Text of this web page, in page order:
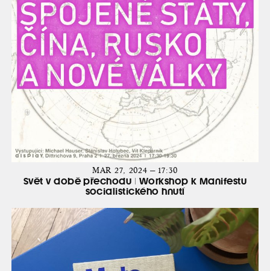
MAR 27, 2024 — 17:30
Svět v době přechodu | Workshop k Manifestu
socialistického hnutí